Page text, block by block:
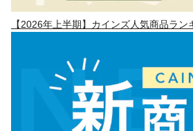
【2026年上半期】カインズ人気商品ラン